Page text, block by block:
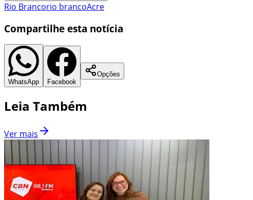
Rio Brancorio brancoAcre
Compartilhe esta notícia
WhatsApp Facebook
Opções
Leia Também
Ver mais